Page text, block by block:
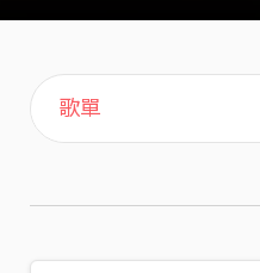
主頁
歌單
喜歡
關於